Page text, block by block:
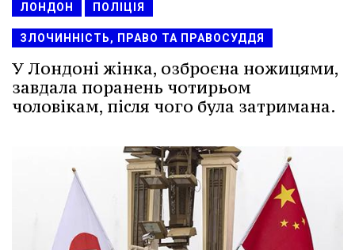
ЛОНДОН ПОЛІЦІЯ
ЗЛОЧИННІСТЬ, ПРАВО ТА ПРАВОСУДДЯ
У Лондоні жінка, озброєна ножицями,
завдала поранень чотирьом
чоловікам, після чого була затримана.